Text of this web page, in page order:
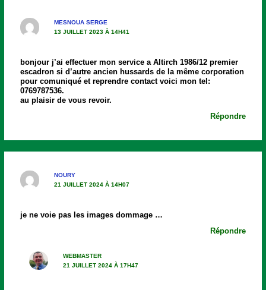
MESNOUA SERGE
13 JUILLET 2023 À 14H41
bonjour j’ai effectuer mon service a Altirch 1986/12 premier
escadron si d’autre ancien hussards de la même corporation
pour comuniqué et reprendre contact voici mon tel:
0769787536.
au plaisir de vous revoir.
Répondre
NOURY
21 JUILLET 2024 À 14H07
je ne voie pas les images dommage …
Répondre
WEBMASTER
21 JUILLET 2024 À 17H47